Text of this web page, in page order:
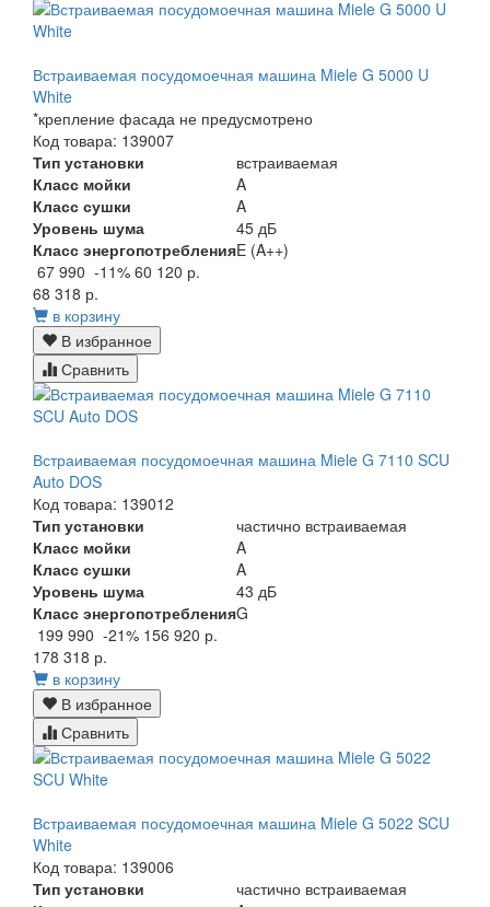
Встраиваемая посудомоечная машина Miele G 5000 U
White
*крепление фасада не предусмотрено
Код товара: 139007
Тип установки
встраиваемая
Класс мойки
A
Класс сушки
A
Уровень шума
45 дБ
Класс энергопотребленияE (A++)
67 990 -11% 60 120 р.
68 318 р.
в корзину
В избранное
Сравнить
Встраиваемая посудомоечная машина Miele G 7110 SCU
Auto DOS
Код товара: 139012
Тип установки
частично встраиваемая
Класс мойки
A
Класс сушки
A
Уровень шума
43 дБ
Класс энергопотребленияG
199 990 -21% 156 920 р.
178 318 р.
в корзину
В избранное
Сравнить
Встраиваемая посудомоечная машина Miele G 5022 SCU
White
Код товара: 139006
Тип установки
частично встраиваемая